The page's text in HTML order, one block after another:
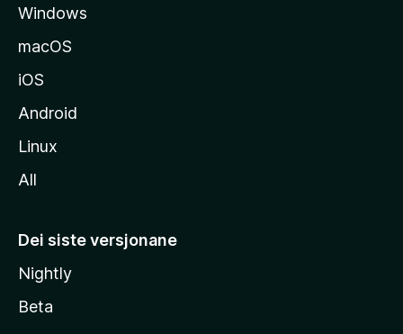
a
Windows
macOS
iOS
Android
Linux
All
Dei siste versjonane
Nightly
Beta